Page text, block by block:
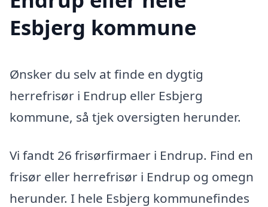
Esbjerg kommune
Ønsker du selv at finde en dygtig
herrefrisør i Endrup eller Esbjerg
kommune, så tjek oversigten herunder.
Vi fandt 26 frisørfirmaer i Endrup. Find en
frisør eller herrefrisør i Endrup og omegn
herunder. I hele Esbjerg kommunefindes